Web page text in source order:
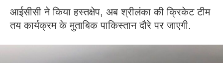
आईसीसी ने किया हस्तक्षेप, अब श्रीलंका की क्रिकेट टीम
तय कार्यक्रम के मुताबिक पाकिस्तान दौरे पर जाएगी.